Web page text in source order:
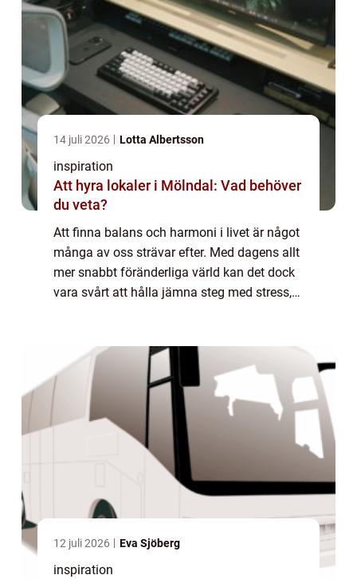
14 juli 2026 Lotta Albertsson
inspiration
Att hyra lokaler i Mölndal: Vad behöver
du veta?
Att finna balans och harmoni i livet är något
många av oss strävar efter. Med dagens allt
mer snabbt föränderliga värld kan det dock
vara svårt att hålla jämna steg med stress,
12 juli 2026 Eva Sjöberg
inspiration